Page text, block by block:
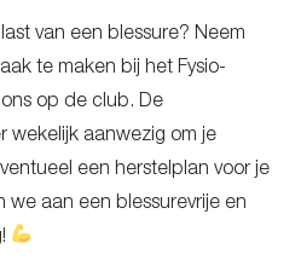
van een blessure? Neem
te maken bij het Fysio-
op de club. De
wekelijk aanwezig om je
een herstelplan voor je
we aan een blessurevrije en